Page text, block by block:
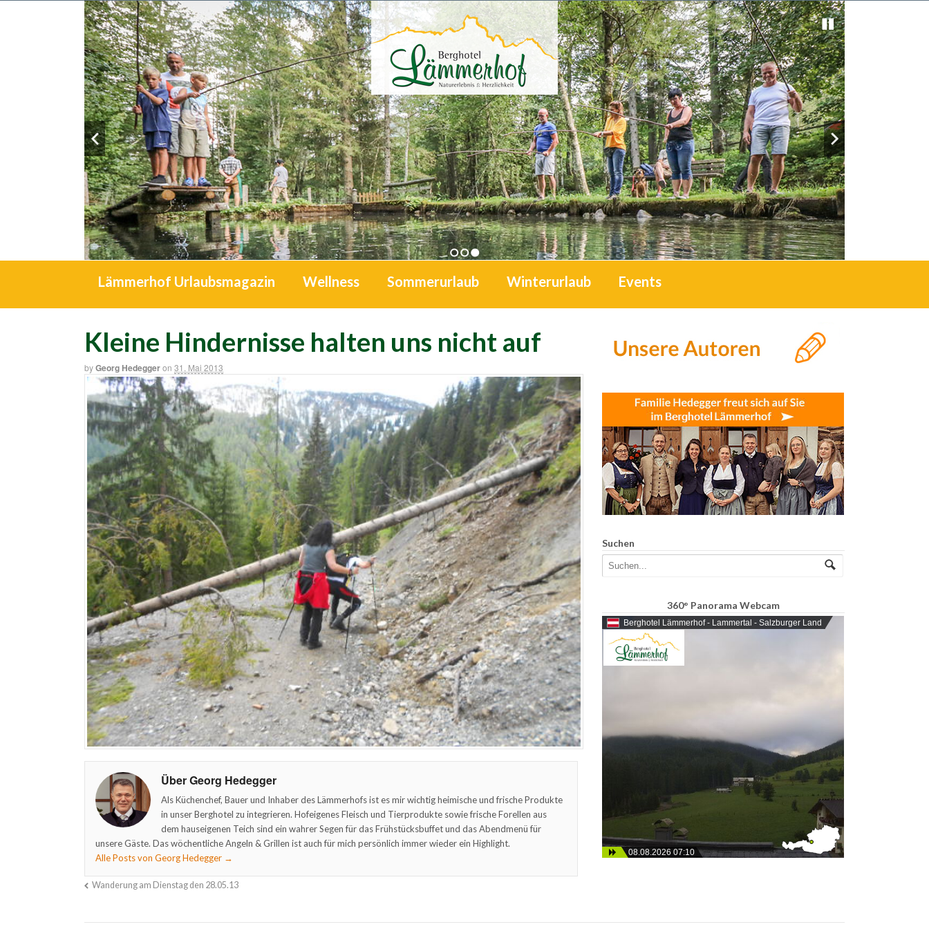
1 2 3
Lämmerhof Urlaubsmagazin Wellness Sommerurlaub Winterurlaub Events
Kleine Hindernisse halten uns nicht auf
byGeorg Hedeggeron 31. Mai 2013
Über Georg Hedegger
Als Küchenchef, Bauer und Inhaber des Lämmerhofs ist es mir wichtig heimische und frische Produkte
in unser Berghotel zu integrieren. Hofeigenes Fleisch und Tierprodukte sowie frische Forellen aus
dem hauseigenen Teich sind ein wahrer Segen für das Frühstücksbuffet und das Abendmenü für
unsere Gäste. Das wöchentliche Angeln & Grillen ist auch für mich persönlich immer wieder ein Highlight.
Alle Posts von Georg Hedegger →
Wanderung am Dienstag den 28.05.13
Suchen
360° Panorama Webcam
Berghotel Lämmerhof - Lammertal - Salzburger Land
08.08.2026 07:10